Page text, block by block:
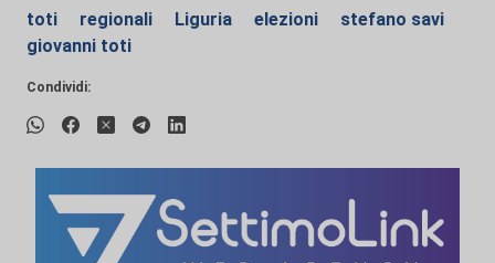
toti regionali Liguria elezioni
stefano savi
giovanni toti
Condividi: